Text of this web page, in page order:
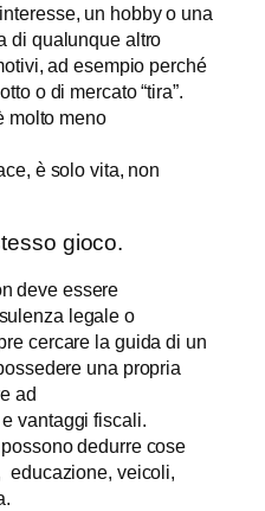
un hobby o una
di qualunque altro
ad esempio perché
o di mercato “tira”.
molto meno
è solo vita, non
gioco.
deve essere
legale o
cercare la guida di un
una propria
ad
vantaggi fiscali.
dedurre cose
educazione, veicoli,